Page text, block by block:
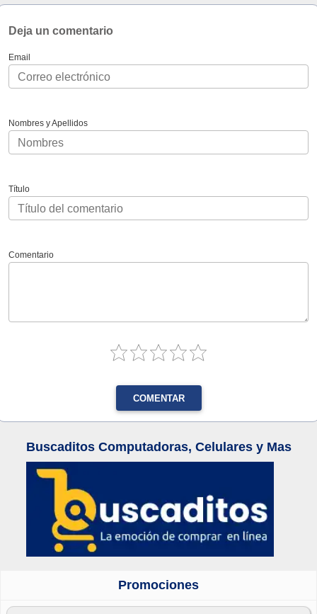
Deja un comentario
Email
Nombres y Apellidos
Título
Comentario
COMENTAR
Buscaditos Computadoras, Celulares y Mas
Promociones